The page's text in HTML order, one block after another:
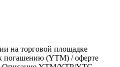
на торговой площадке
погашению (YTM) / оферте